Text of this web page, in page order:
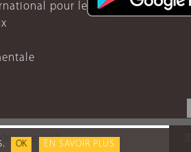
OK EN SAVOIR PLUS
pour le Rwanda